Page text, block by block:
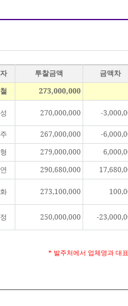
투찰금액 금액차
273,000,000
270,000,000 -
267,000,000 -
279,000,000
290,680,000
273,100,000
250,000,000 -
* 발주처에서 업체명과 대